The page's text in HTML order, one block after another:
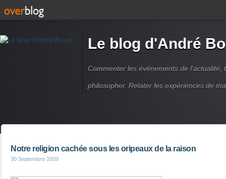
Le blog d'André
Commenter les événements de
philosopher. Relater les expériences de
Notre religion cachée sous les oripeaux de la raison
30 Septembre 2009